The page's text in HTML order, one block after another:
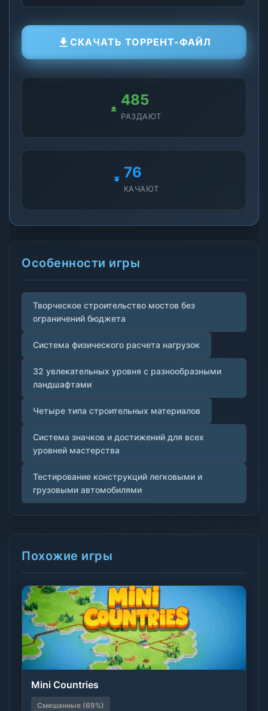
СКАЧАТЬ ТОРРЕНТ-ФАЙЛ
485
РАЗДАЮТ
76
КАЧАЮТ
Особенности игры
Творческое строительство мостов без
ограничений бюджета
Система физического расчета нагрузок
32 увлекательных уровня с разнообразными
ландшафтами
Четыре типа строительных материалов
Система значков и достижений для всех
уровней мастерства
Тестирование конструкций легковыми и
грузовыми автомобилями
Похожие игры
Mini Countries
Смешанные (69%)